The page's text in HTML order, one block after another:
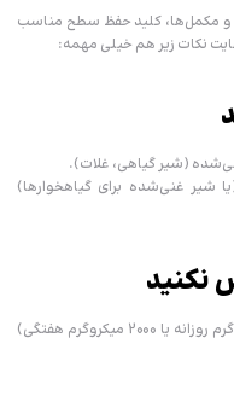
و مکمل‌ها، کلید حفظ سطح مناسب
(شیر گیاهی، غلات).
2-3 بار ماهی (یا شیر غنی‌شده برای گیاهخوارها)
گیاهخواران باید مکمل B12 (250-1000 میکروگرم روزانه یا 2000 میکروگرم هفتگی)